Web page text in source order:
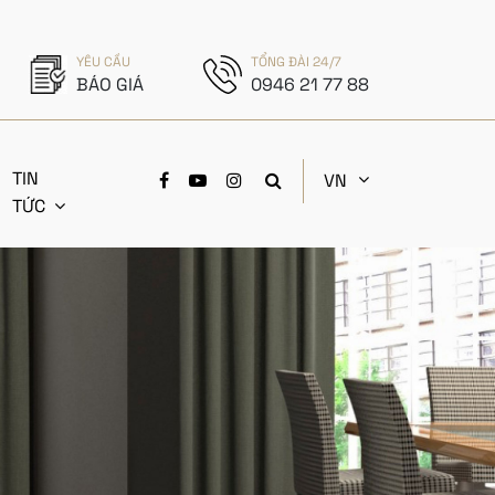
YÊU CẦU
BÁO GIÁ
TỔNG ĐÀI 24/7
0946 21 77 88
TIN
TỨC
VN